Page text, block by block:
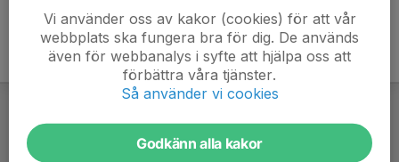
Vi använder oss av kakor (cookies) för att vår
webbplats ska fungera bra för dig. De används
även för webbanalys i syfte att hjälpa oss att
förbättra våra tjänster.
Så använder vi cookies
Godkänn alla kakor